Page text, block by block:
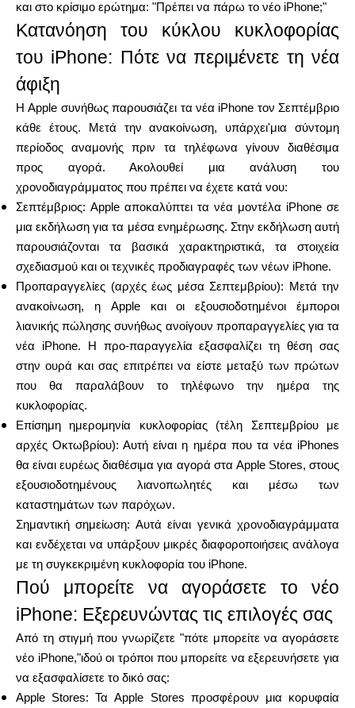
Ιστορικό γύρων
Ιστολόγιο
Επικοινωνήστε μαζί μας
Βοήθεια
Ο λογαριασμός μου
Λάβετε χρηματοδότηση
ask@scrambleup.com
+372 712 2955
και στο κρίσιμο ερώτημα: "Πρέπει να πάρω το νέο iPhone;"
Κατανόηση του κύκλου κυκλοφορίας
του iPhone: Πότε να περιμένετε τη νέα
άφιξη
Η Apple συνήθως παρουσιάζει τα νέα iPhone τον Σεπτέμβριο
κάθε έτους. Μετά την ανακοίνωση, υπάρχει'μια σύντομη
περίοδος αναμονής πριν τα τηλέφωνα γίνουν διαθέσιμα
προς αγορά. Ακολουθεί μια ανάλυση του
χρονοδιαγράμματος που πρέπει να έχετε κατά νου:
Σεπτέμβριος: Apple αποκαλύπτει τα νέα μοντέλα iPhone σε
μια εκδήλωση για τα μέσα ενημέρωσης. Στην εκδήλωση αυτή
παρουσιάζονται τα βασικά χαρακτηριστικά, τα στοιχεία
σχεδιασμού και οι τεχνικές προδιαγραφές των νέων iPhone.
Προπαραγγελίες (αρχές έως μέσα Σεπτεμβρίου): Μετά την
ανακοίνωση, η Apple και οι εξουσιοδοτημένοι έμποροι
λιανικής πώλησης συνήθως ανοίγουν προπαραγγελίες για τα
νέα iPhone. Η προ-παραγγελία εξασφαλίζει τη θέση σας
στην ουρά και σας επιτρέπει να είστε μεταξύ των πρώτων
που θα παραλάβουν το τηλέφωνο την ημέρα της
κυκλοφορίας.
Επίσημη ημερομηνία κυκλοφορίας (τέλη Σεπτεμβρίου με
αρχές Οκτωβρίου): Αυτή είναι η ημέρα που τα νέα iPhones
θα είναι ευρέως διαθέσιμα για αγορά στα Apple Stores, στους
εξουσιοδοτημένους λιανοπωλητές και μέσω των
καταστημάτων των παρόχων.
Σημαντική σημείωση: Αυτά είναι γενικά χρονοδιαγράμματα
και ενδέχεται να υπάρξουν μικρές διαφοροποιήσεις ανάλογα
με τη συγκεκριμένη κυκλοφορία του iPhone.
Πού μπορείτε να αγοράσετε το νέο
iPhone: Εξερευνώντας τις επιλογές σας
Από τη στιγμή που γνωρίζετε "πότε μπορείτε να αγοράσετε
νέο iPhone,"ιδού οι τρόποι που μπορείτε να εξερευνήσετε για
να εξασφαλίσετε το δικό σας:
Apple Stores: Τα Apple Stores προσφέρουν μια κορυφαία